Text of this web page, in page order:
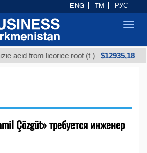
acid from licorice root (t.) $12935,18
Çözgüt» требуется инженер
ENG TM РУС